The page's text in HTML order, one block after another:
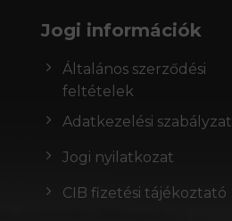
Jogi információk
Általános szerződési
feltételek
Adatkezelési szabályzat
Jogi nyilatkozat
CIB fizetési tájékoztató